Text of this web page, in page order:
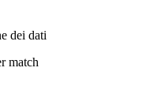
dei dati
match